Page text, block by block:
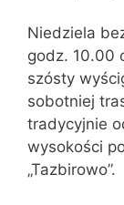
Niedziela
godz. 10.00
szósty
sobotniej
tradycyjnie
wysokości
„Tazbirowo”.